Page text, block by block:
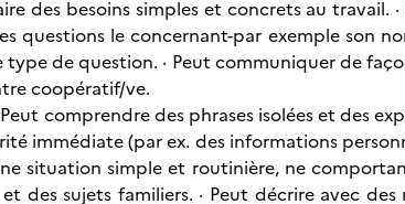
des besoins simples et concrets au travail.
questions le concernant-par exemple son
de question. · Peut communiquer de
coopératif/ve.
Peut comprendre des phrases isolées et des
immédiate (par ex. des informations
situation simple et routinière, ne
des sujets familiers. · Peut décrire avec